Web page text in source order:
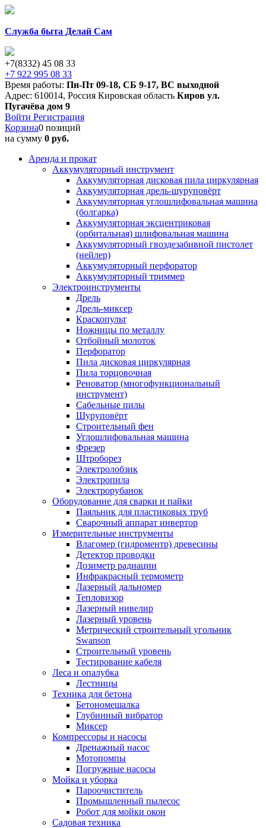
Служба быта Делай Сам
+7(8332) 45 08 33
+7 922 995 08 33
Время работы: Пн-Пт 09-18, СБ 9-17, ВС выходной
Адрес: 610014, Россия Кировская область Киров ул.
Пугачёва дом 9
Войти Регистрация
Корзина0 позиций
на сумму 0 руб.
Аренда и прокат
Аккумуляторный инструмент
Аккумуляторная дисковая пила циркулярная
Аккумуляторная дрель-шуруповёрт
Аккумуляторная углошлифовальная машина
(болгарка)
Аккумуляторная эксцентриковая
(орбитальная) шлифовальная машина
Аккумуляторный гвоздезабивной пистолет
(нейлер)
Аккумуляторный перфоратор
Аккумуляторный триммер
Электроинструменты
Дрель
Дрель-миксер
Краскопульт
Ножницы по металлу
Отбойный молоток
Перфоратор
Пила дисковая циркулярная
Пила торцовочная
Реноватор (многофункциональный
инструмент)
Сабельные пилы
Шуруповёрт
Строительный фен
Углошлифовальная машина
Фрезер
Штроборез
Электролобзик
Электропила
Электрорубанок
Оборудование для сварки и пайки
Паяльник для пластиковых труб
Сварочный аппарат инвертор
Измерительные инструменты
Влагомер (гидроментр) древесины
Детектор проводки
Дозиметр радиации
Инфракрасный термометр
Лазерный дальномер
Тепловизор
Лазерный нивелир
Лазерный уровень
Метрический строительный угольник
Swanson
Строительный уровень
Тестирование кабеля
Леса и опалубка
Лестницы
Техника для бетона
Бетономешалка
Глубинный вибратор
Миксер
Компрессоры и насосы
Дренажный насос
Мотопомпы
Погружные насосы
Мойка и уборка
Пароочиститель
Промышленный пылесос
Робот для мойки окон
Садовая техника